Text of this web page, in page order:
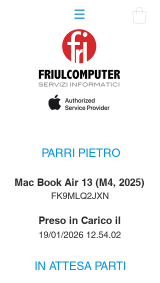
PARRI PIETRO
FK9MLQ2JXN
Mac Book Air 13 (M4, 2025)
Preso in Carico il
19/01/2026 12.54.02
IN ATTESA PARTI